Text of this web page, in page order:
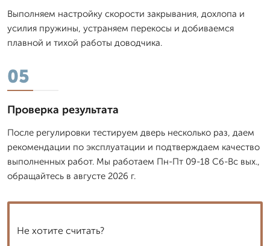
Выполняем настройку скорости закрывания, дохлопа и
усилия пружины, устраняем перекосы и добиваемся
плавной и тихой работы доводчика.
05
Проверка результата
После регулировки тестируем дверь несколько раз, даем
рекомендации по эксплуатации и подтверждаем качество
выполненных работ. Мы работаем Пн-Пт 09-18 Сб-Вс вых.,
обращайтесь в августе 2026 г.
Не хотите считать?